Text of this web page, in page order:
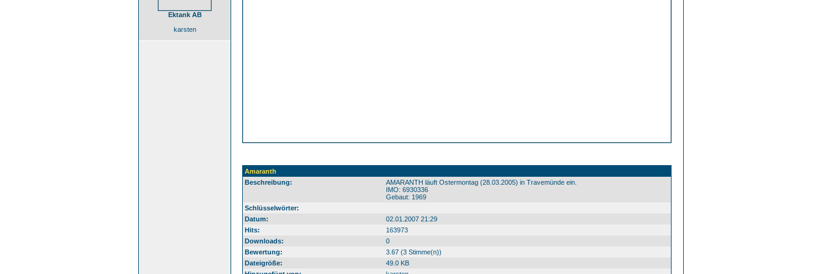
Ektank AB
karsten
Amaranth
Beschreibung:
AMARANTH läuft Ostermontag (28.03.2005) in Travemünde ein.
IMO: 6930336
Gebaut: 1969
Schlüsselwörter:
Datum:
02.01.2007 21:29
Hits:
163973
Downloads:
0
Bewertung:
3.67 (3 Stimme(n))
Dateigröße:
49.0 KB